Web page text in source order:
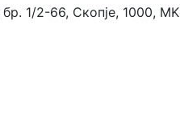
1/2-66, Скопје, 1000, MK